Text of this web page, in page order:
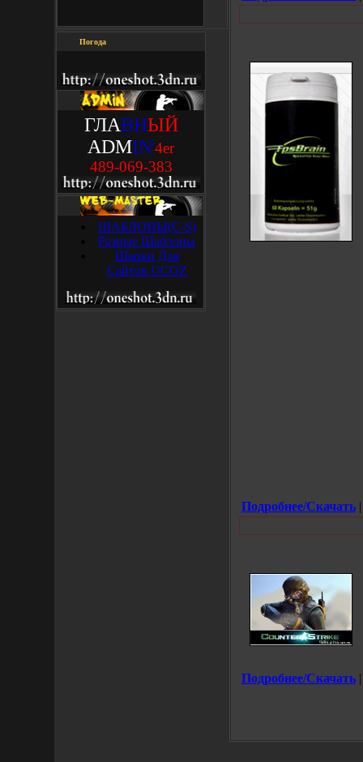
Погода
ГЛАВНЫЙ
ADMIN'4er
489-069-383
ШАБЛОНЫ(C-S)
Разные Шаблоны
Шапки Для
Сайтов UCOZ
Подробнее/Скачать
Подробнее/Скачать